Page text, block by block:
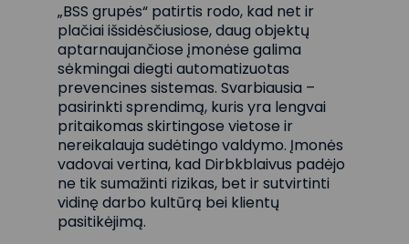
„BSS grupės“ patirtis rodo, kad net ir
plačiai išsidėsčiusiose, daug objektų
aptarnaujančiose įmonėse galima
sėkmingai diegti automatizuotas
prevencines sistemas. Svarbiausia –
pasirinkti sprendimą, kuris yra lengvai
pritaikomas skirtingose vietose ir
nereikalauja sudėtingo valdymo. Įmonės
vadovai vertina, kad Dirbkblaivus padėjo
ne tik sumažinti rizikas, bet ir sutvirtinti
vidinę darbo kultūrą bei klientų
pasitikėjimą.